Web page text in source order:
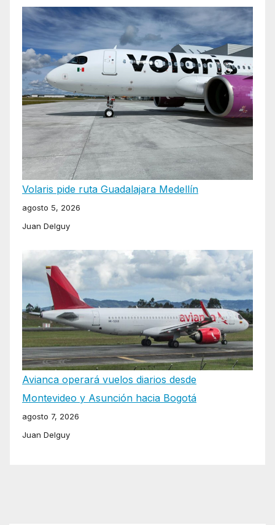
Volaris pide ruta Guadalajara Medellín
agosto 5, 2026
Juan Delguy
Avianca operará vuelos diarios desde
Montevideo y Asunción hacia Bogotá
agosto 7, 2026
Juan Delguy